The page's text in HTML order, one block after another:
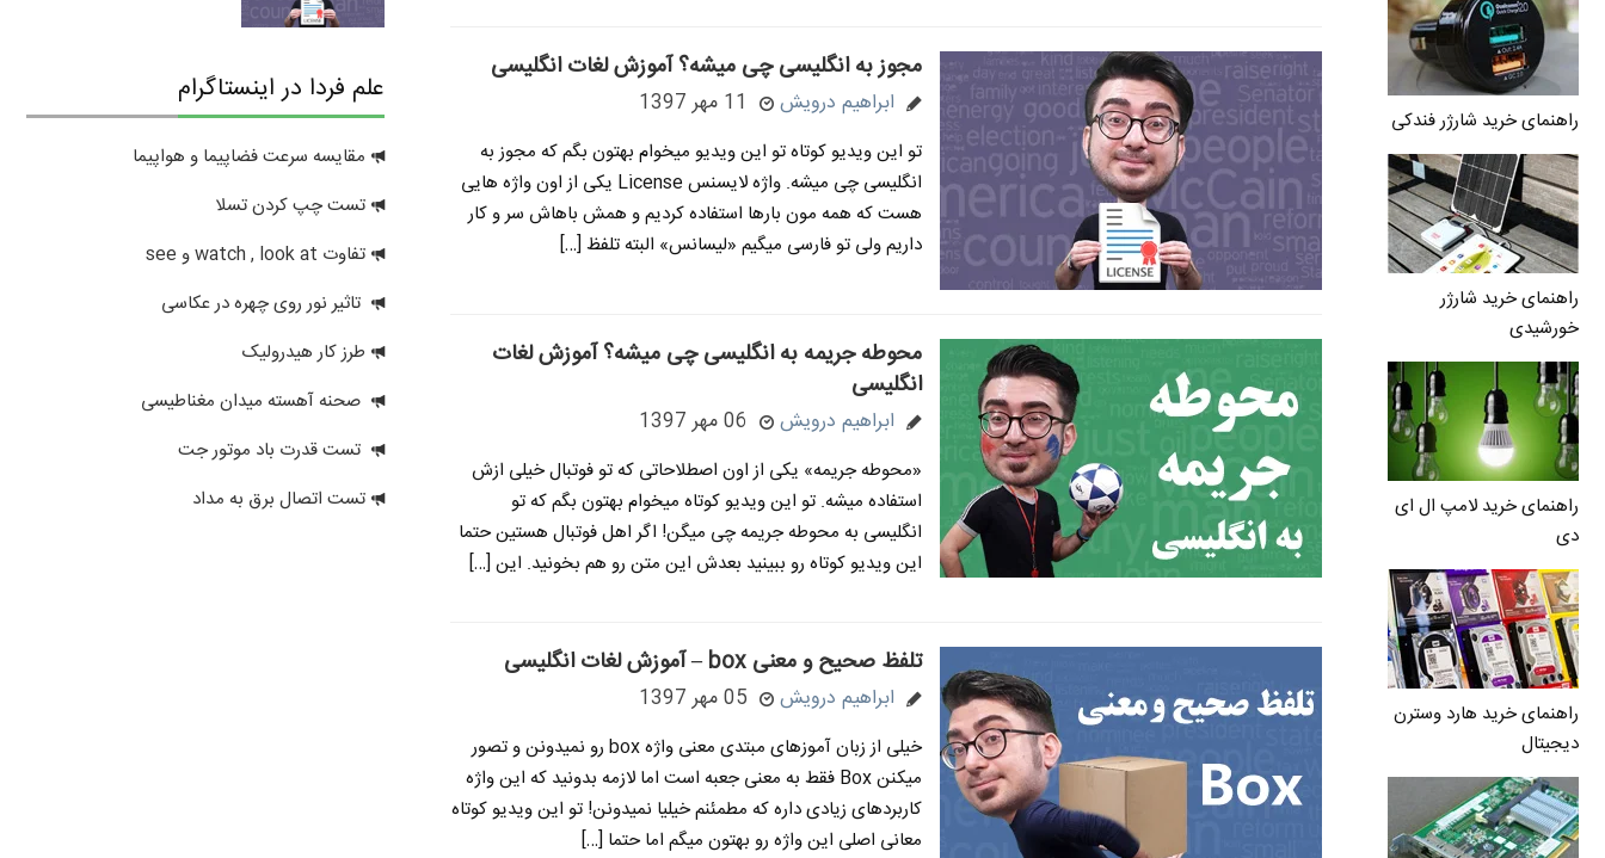
راهنمای خرید شارژر فندکی
راهنمای خرید شارژر
خورشیدی
راهنمای خرید لامپ ال ای
دی
راهنمای خرید هارد وسترن
دیجیتال
مجوز به انگلیسی چی میشه؟ آموزش لغات انگلیسی
ابراهیم درویش 11 مهر 1397
تو این ویدیو کوتاه تو این ویدیو میخوام بهتون بگم که مجوز به
انگلیسی چی میشه. واژه لایسنس License یکی از اون واژه هایی
هست که همه مون بارها استفاده کردیم و همش باهاش سر و کار
داریم ولی تو فارسی میگیم «لیسانس» البته تلفظ […]
محوطه جریمه به انگلیسی چی میشه؟ آموزش لغات
انگلیسی
ابراهیم درویش 06 مهر 1397
«محوطه جریمه» یکی از اون اصطلاحاتی که تو فوتبال خیلی ازش
استفاده میشه. تو این ویدیو کوتاه میخوام بهتون بگم که تو
انگلیسی به محوطه جریمه چی میگن! اگر اهل فوتبال هستین حتما
این ویدیو کوتاه رو ببینید بعدش این متن رو هم بخونید. این […]
تلفظ صحیح و معنی box – آموزش لغات انگلیسی
ابراهیم درویش 05 مهر 1397
خیلی از زبان آموزهای مبتدی معنی واژه box رو نمیدونن و تصور
میکنن Box فقط به معنی جعبه است اما لازمه بدونید که این واژه
کاربردهای زیادی داره که مطمئنم خیلیا نمیدونن! تو این ویدیو کوتاه
معانی اصلی این واژه رو بهتون میگم اما حتما […]
علم فردا در اینستاگرام
مقایسه سرعت فضاپیما و هواپیما
تست چپ کردن تسلا
تفاوت watch , look at و see
تاثیر نور روی چهره در عکاسی
طرز کار هیدرولیک
صحنه آهسته میدان مغناطیسی
تست قدرت باد موتور جت
تست اتصال برق به مداد